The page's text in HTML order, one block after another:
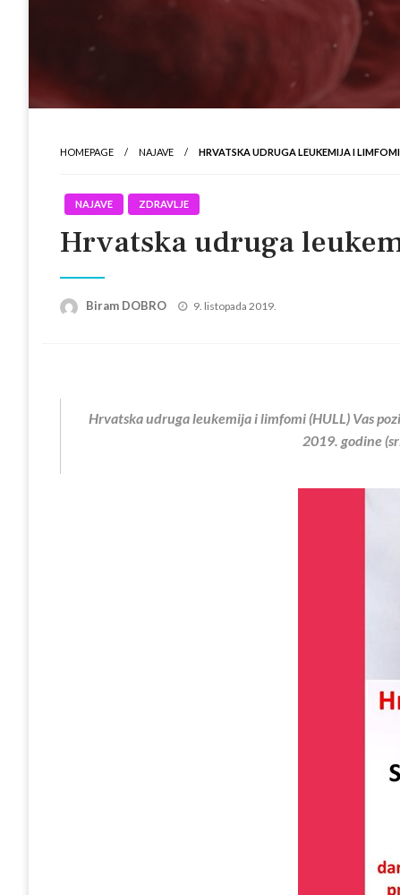
HOMEPAGE NAJAVE HRVATSKA UDRUGA LEUKEMIJA I LIMFOMI
NAJAVE ZDRAVLJE
Hrvatska udruga
Biram DOBRO
Posted
9. listopada 2019.
Hrvatska udruga leukemija i limfomi (HULL) Vas
2019. godine